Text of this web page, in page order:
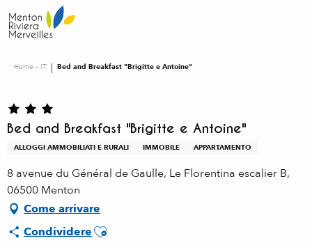
au
contenu
Home – IT Bed and Breakfast "Brigitte e Antoine"
Bed and Breakfast "Brigitte e Antoine"
ALLOGGI AMMOBILIATI E RURALI IMMOBILE APPARTAMENTO
8 avenue du Général de Gaulle, Le Florentina escalier B,
06500 Menton
Come arrivare
CondividereAjouter aux favoris